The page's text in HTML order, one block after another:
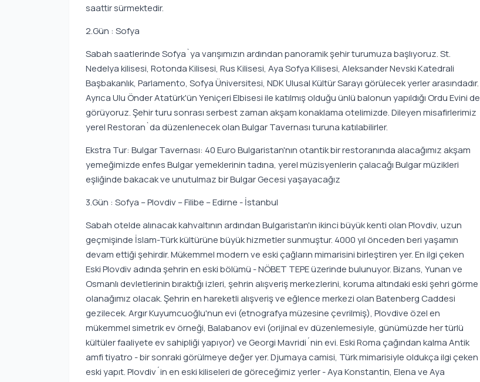
saattir sürmektedir.
2.Gün : Sofya
Sabah saatlerinde Sofya`ya varışımızın ardından panoramik şehir turumuza başlıyoruz. St.
Nedelya kilisesi, Rotonda Kilisesi, Rus Kilisesi, Aya Sofya Kilisesi, Aleksander Nevski Katedrali
Başbakanlık, Parlamento, Sofya Üniversitesi, NDK Ulusal Kültür Sarayı görülecek yerler arasındadır.
Ayrıca Ulu Önder Atatürk'ün Yeniçeri Elbisesi ile katılmış olduğu ünlü balonun yapıldığı Ordu Evini de
görüyoruz. Şehir turu sonrası serbest zaman akşam konaklama otelimizde. Dileyen misafirlerimiz
yerel Restoran`da düzenlenecek olan Bulgar Tavernası turuna katılabilirler.
Ekstra Tur: Bulgar Tavernası: 40 Euro Bulgaristan'nın otantik bir restoranında alacağımız akşam
yemeğimizde enfes Bulgar yemeklerinin tadına, yerel müzisyenlerin çalacağı Bulgar müzikleri
eşliğinde bakacak ve unutulmaz bir Bulgar Gecesi yaşayacağız
3.Gün : Sofya – Plovdiv – Filibe – Edirne - İstanbul
Sabah otelde alınacak kahvaltının ardından Bulgaristan'ın ikinci büyük kenti olan Plovdiv, uzun
geçmişinde İslam-Türk kültürüne büyük hizmetler sunmuştur. 4000 yıl önceden beri yaşamın
devam ettiği şehirdir. Mükemmel modern ve eski çağların mimarisini birleştiren yer. En ilgi çeken
Eski Plovdiv adında şehrin en eski bölümü - NÖBET TEPE üzerinde bulunuyor. Bizans, Yunan ve
Osmanlı devletlerinin bıraktığı izleri, şehrin alışveriş merkezlerini, koruma altındaki eski şehri görme
olanağımız olacak. Şehrin en hareketli alışveriş ve eğlence merkezi olan Batenberg Caddesi
gezilecek. Argır Kuyumcuoğlu'nun evi (etnografya müzesine çevrilmiş), Plovdive özel en
mükemmel simetrik ev örneği, Balabanov evi (orijinal ev düzenlemesiyle, günümüzde her türlü
kültüler faaliyete ev sahipliği yapıyor) ve Georgi Mavridi´nin evi. Eski Roma çağından kalma Antik
amfi tiyatro - bir sonraki görülmeye değer yer. Djumaya camisi, Türk mimarisiyle oldukça ilgi çeken
eski yapıt. Plovdiv´in en eski kiliseleri de göreceğimiz yerler - Aya Konstantin, Elena ve Aya